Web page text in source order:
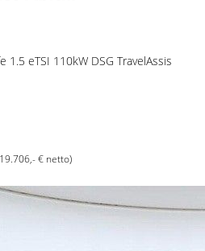
1.5 eTSI 110kW DSG TravelAssis
€ netto)